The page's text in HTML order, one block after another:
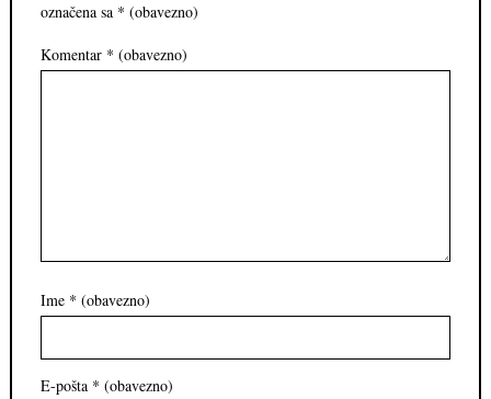
označena sa * (obavezno)
Komentar * (obavezno)
Ime * (obavezno)
E-pošta * (obavezno)